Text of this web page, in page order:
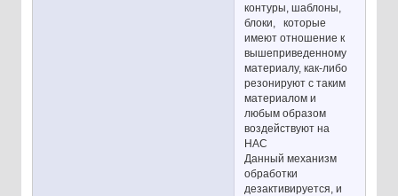
контуры, шаблоны,
блоки, которые
имеют отношение к
вышеприведенному
материалу, как-либо
резонируют с таким
материалом и
любым образом
воздействуют на
НАС
Данный механизм
обработки
дезактивируется, и